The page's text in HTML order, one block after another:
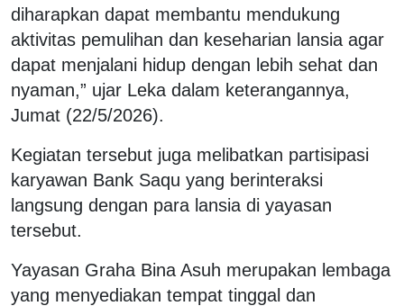
diharapkan dapat membantu mendukung
aktivitas pemulihan dan keseharian lansia agar
dapat menjalani hidup dengan lebih sehat dan
nyaman,” ujar Leka dalam keterangannya,
Jumat (22/5/2026).
Kegiatan tersebut juga melibatkan partisipasi
karyawan Bank Saqu yang berinteraksi
langsung dengan para lansia di yayasan
tersebut.
Yayasan Graha Bina Asuh merupakan lembaga
yang menyediakan tempat tinggal dan